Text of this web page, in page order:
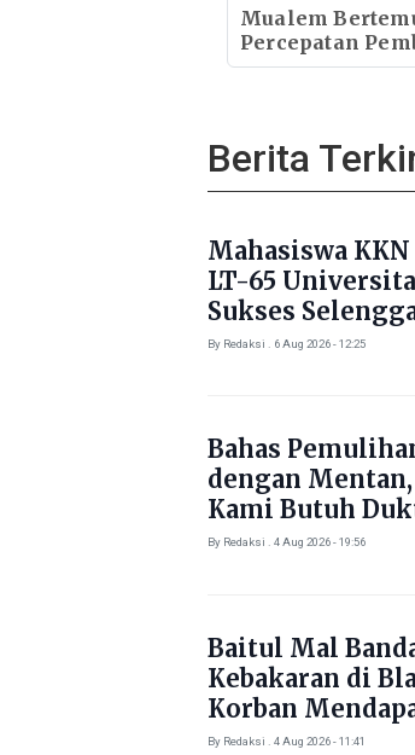
Dukungan
Mualem
Percepatan
Ekonomi Aceh
Berita
Mahasiswa
LT-65
Sukses
Literasi di
By Redaksi . 6 Aug 2026 - 12:25
Bahas
dengan
Kami Butuh
By Redaksi . 4 Aug 2026 - 19:56
Baitul Mal
Kebakaran di
Korban
Kebutuhan Pokok
By Redaksi . 4 Aug 2026 - 11:41